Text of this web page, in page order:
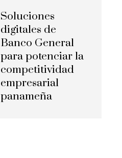
Soluciones
digitales de
Banco General
para potenciar la
competitividad
empresarial
panameña